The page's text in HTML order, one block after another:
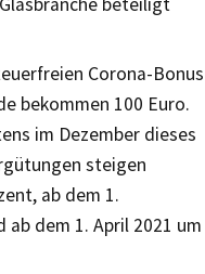
Corona-Bonus
bekommen 100 Euro.
im Dezember dieses
steigen
ab dem 1.
ab dem 1. April 2021 um